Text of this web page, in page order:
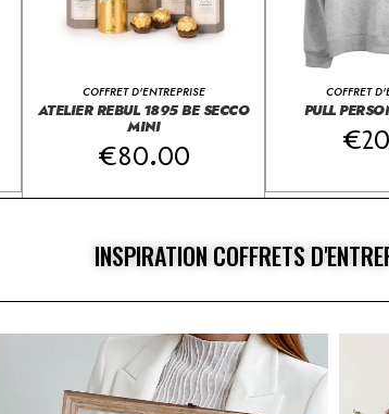
COFFRET D'ENTREPRISE
ATELIER REBUL 1895 BE SECCO
MINI
€80.00
COFFRET
PULL
€
INSPIRATION COFFRETS